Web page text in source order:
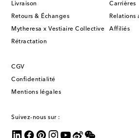
Livraison
Retours & Échanges
Mytheresa x Vestiaire Collective
Rétractation
Carrières
Relations
Affiliés
CGV
Confidentialité
Mentions légales
Suivez-nous sur :